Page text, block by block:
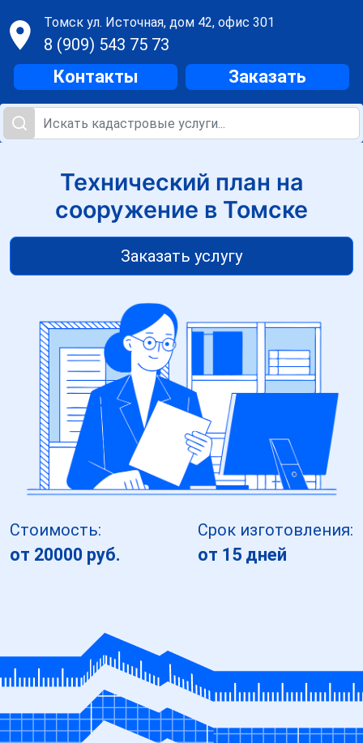
Томск ул. Источная, дом 42, офис 301
8 (909) 543 75 73
Контакты Заказать
Технический план на
сооружение в Томске
Заказать услугу
Стоимость:
от 20000 руб.
Срок изготовления:
от 15 дней